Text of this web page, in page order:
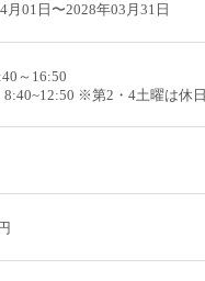
月01日〜2028年03月31日
～16:50
8:40~12:50 ※第2・4土曜は休日